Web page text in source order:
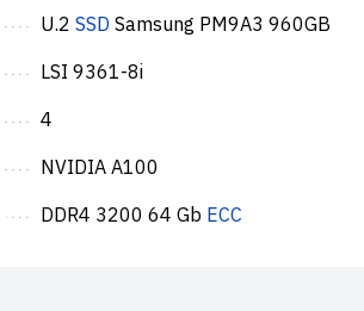
U.2 SSD Samsung PM9A3 960GB
LSI 9361-8i
4
NVIDIA A100
DDR4 3200 64 Gb ECC